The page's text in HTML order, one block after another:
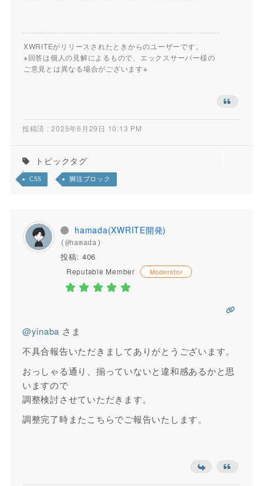
XWRITEがリリースされたときからのユーザーです。
※回答は個人の見解によるもので、エックスサーバー様の
ご意見とは異なる場合がございます※
投稿済 : 2025年6月29日 10:13 PM
トピックタグ
CSS 脚注ブロック
hamada(XWRITE開発)
(@hamada)
投稿: 406
Reputable Member Moderator
@yinaba さま
不具合報告いただきましてありがとうございます。
おっしゃる通り、揃っていないと違和感あるかと思
いますので
調整検討させていただきます。
調整完了時またこちらでご報告いたします。